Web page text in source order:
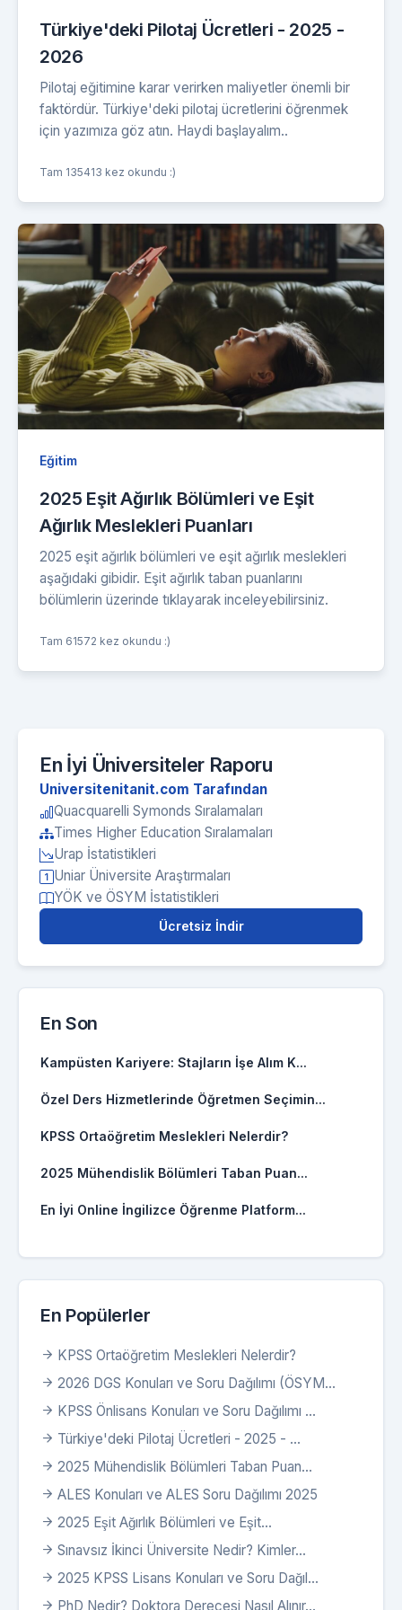
Türkiye'deki Pilotaj Ücretleri - 2025 -
2026
Pilotaj eğitimine karar verirken maliyetler önemli bir
faktördür. Türkiye'deki pilotaj ücretlerini öğrenmek
için yazımıza göz atın. Haydi başlayalım..
Tam 135413 kez okundu :)
Eğitim
2025 Eşit Ağırlık Bölümleri ve Eşit
Ağırlık Meslekleri Puanları
2025 eşit ağırlık bölümleri ve eşit ağırlık meslekleri
aşağıdaki gibidir. Eşit ağırlık taban puanlarını
bölümlerin üzerinde tıklayarak inceleyebilirsiniz.
Tam 61572 kez okundu :)
En İyi Üniversiteler Raporu
Universitenitanit.com Tarafından
Quacquarelli Symonds Sıralamaları
Times Higher Education Sıralamaları
Urap İstatistikleri
Uniar Üniversite Araştırmaları
YÖK ve ÖSYM İstatistikleri
Ücretsiz İndir
En Son
Kampüsten Kariyere: Stajların İşe Alım K...
Özel Ders Hizmetlerinde Öğretmen Seçimin...
KPSS Ortaöğretim Meslekleri Nelerdir?
2025 Mühendislik Bölümleri Taban Puan...
En İyi Online İngilizce Öğrenme Platform...
En Popülerler
KPSS Ortaöğretim Meslekleri Nelerdir?
2026 DGS Konuları ve Soru Dağılımı (ÖSYM...
KPSS Önlisans Konuları ve Soru Dağılımı ...
Türkiye'deki Pilotaj Ücretleri - 2025 - ...
2025 Mühendislik Bölümleri Taban Puan...
ALES Konuları ve ALES Soru Dağılımı 2025
2025 Eşit Ağırlık Bölümleri ve Eşit...
Sınavsız İkinci Üniversite Nedir? Kimler...
2025 KPSS Lisans Konuları ve Soru Dağıl...
PhD Nedir? Doktora Derecesi Nasıl Alınır...